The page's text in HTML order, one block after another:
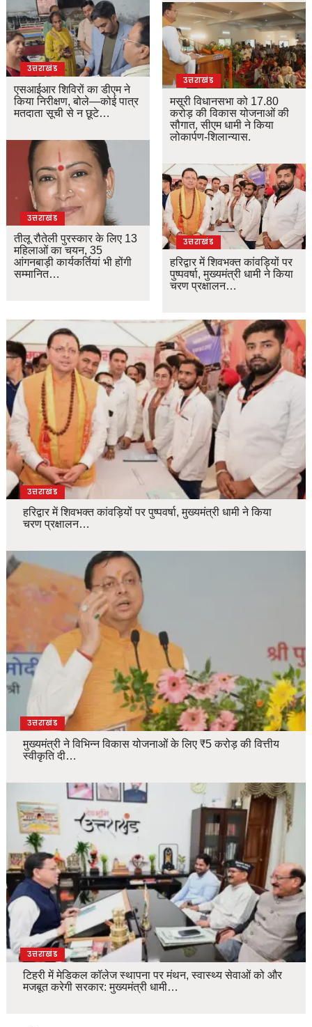
उत्तराखंड
एसआईआर शिविरों का डीएम ने
किया निरीक्षण, बोले—कोई पात्र
मतदाता सूची से न छूटे…
उत्तराखंड
तीलू रौतेली पुरस्कार के लिए 13
महिलाओं का चयन, 35
आंगनबाड़ी कार्यकर्तियां भी होंगी
सम्मानित…
उत्तराखंड
मसूरी विधानसभा को 17.80
करोड़ की विकास योजनाओं की
सौगात, सीएम धामी ने किया
लोकार्पण-शिलान्यास.
उत्तराखंड
हरिद्वार में शिवभक्त कांवड़ियों पर
पुष्पवर्षा, मुख्यमंत्री धामी ने किया
चरण प्रक्षालन…
उत्तराखंड
हरिद्वार में शिवभक्त कांवड़ियों पर पुष्पवर्षा, मुख्यमंत्री धामी ने किया
चरण प्रक्षालन…
उत्तराखंड
मुख्यमंत्री ने विभिन्न विकास योजनाओं के लिए ₹5 करोड़ की वित्तीय
स्वीकृति दी…
उत्तराखंड
टिहरी में मेडिकल कॉलेज स्थापना पर मंथन, स्वास्थ्य सेवाओं को और
मजबूत करेगी सरकार: मुख्यमंत्री धामी…